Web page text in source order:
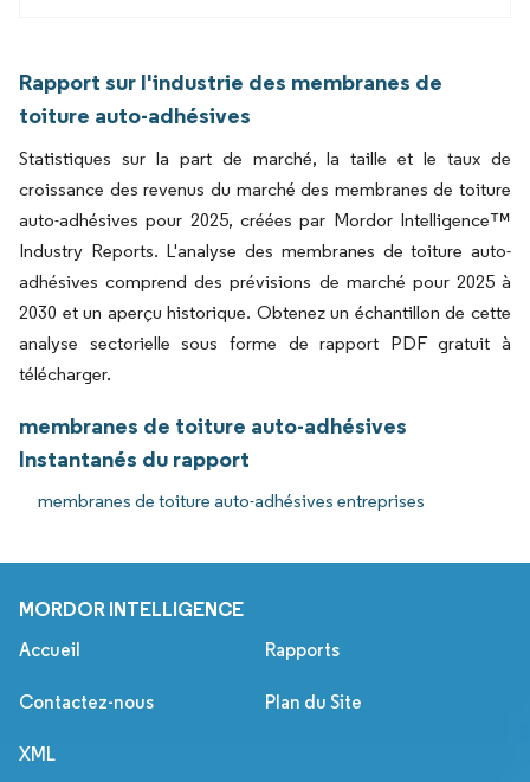
Rapport sur l'industrie des membranes de
toiture auto-adhésives
Statistiques sur la part de marché, la taille et le taux de
croissance des revenus du marché des membranes de toiture
auto-adhésives pour 2025, créées par Mordor Intelligence™
Industry Reports. L'analyse des membranes de toiture auto-
adhésives comprend des prévisions de marché pour 2025 à
2030 et un aperçu historique. Obtenez un échantillon de cette
analyse sectorielle sous forme de rapport PDF gratuit à
télécharger.
membranes de toiture auto-adhésives
Instantanés du rapport
membranes de toiture auto-adhésives entreprises
MORDOR INTELLIGENCE
Accueil Rapports
Contactez-nous Plan du Site
XML